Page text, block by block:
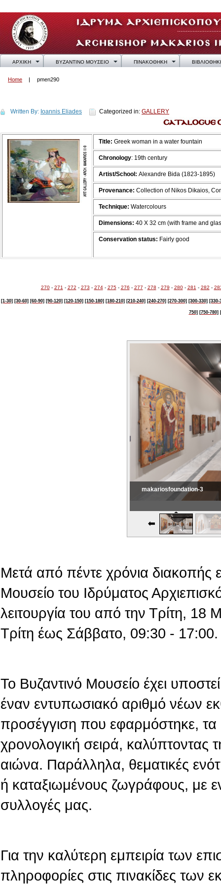
ΑΡΧΙΚΗ ΒΥΖΑΝΤΙΝΟ ΜΟΥΣΕΙΟ ΠΙΝΑΚΟΘΗΚΗ
Home pmen290
Written By: Ioannis Eliades Categorized in: GALLERY
Title: Greek woman in a water fountain
Chronology: 19th century
Artist/School: Alexandre Bida (1823-1895)
Provenance: Collection of Nikos Dikaios,
Technique: Watercolours
Dimensions: 40 Χ 32 cm (with frame and
Conservation status: Fairly good
270- 271 - 272 - 273 - 274- 275- 276 - 277 - 278 - 279 - 280- 281 - 282 -
[1-30] [30-60] [60-90] [90-120] [120-150] [150-180] [180-210] [210-240] [240-270] [270-300] [300-330] [330-
750] [750-780]
makariosfoundation-3
Μετά από πέντε χρόνια διακοπής
Μουσείο του Ιδρύματος
λειτουργία του από την Τρίτη,
Τρίτη έως Σάββατο, 09:30 - 17:00.
Το Βυζαντινό Μουσείο έχει υποστεί
έναν εντυπωσιακό αριθμό νέων
προσέγγιση που εφαρμόστηκε, τα
χρονολογική σειρά, καλύπτοντας
αιώνα. Παράλληλα, θεματικές
ή καταξιωμένους ζωγράφους, με
συλλογές μας.
Για την καλύτερη εμπειρία των
πληροφορίες στις πινακίδες των